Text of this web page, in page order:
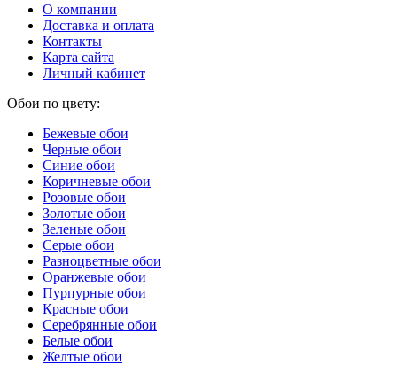
О компании
Доставка и оплата
Контакты
Карта сайта
Личный кабинет
Обои по цвету:
Бежевые обои
Черные обои
Синие обои
Коричневые обои
Розовые обои
Золотые обои
Зеленые обои
Серые обои
Разноцветные обои
Оранжевые обои
Пурпурные обои
Красные обои
Серебрянные обои
Белые обои
Желтые обои